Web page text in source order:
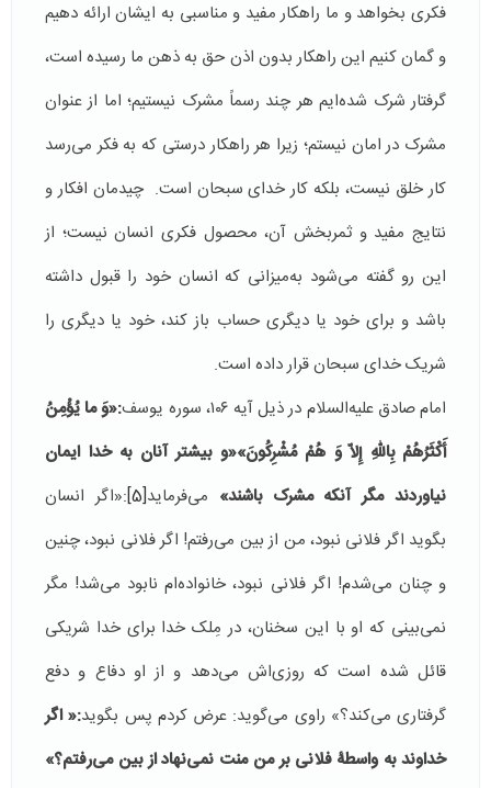
فکری بخواهد و ما راهکار مفید و مناسبی به ایشان ارائه دهیم
و گمان کنیم این راهکار بدون اذن حق به ذهن ما رسیده است،
گرفتار شرک شده‌ایم هر چند رسماً مشرک نیستیم؛ اما از عنوان
مشرک در امان نیستم؛ زیرا هر راهکار درستی که به فکر می‌رسد
کار خلق نیست، بلکه کار خدای سبحان است. چیدمان افکار و
نتایج مفید و ثمربخش آن، محصول فکری انسان نیست؛ از
این رو گفته‌ می‌شود به‌میزانی که انسان خود را قبول داشته
باشد و برای خود یا دیگری حساب باز کند، خود یا دیگری را
شریک خدای سبحان قرار داده است.
امام صادق علیه‌السلام در ذیل آیه ١٠٦، سوره یوسف
:«وَ ما یُؤْمِنُ
أَکْثَرُهُمْ بِاللّهِ إِلاّ وَ هُمْ مُشْرِکُونَ»«و بیشتر آنان به خدا ایمان
نیاوردند مگر آنکه مشرک باشند» می‌فرماید[5] :«اگر انسان
بگوید اگر فلانی نبود، من از بین می‌رفتم! اگر فلانی نبود، چنین
و چنان می‌شدم! اگر فلانی نبود، خانواده‌ام نابود می‌شد! مگر
نمی‌بینی که او با این سخنان، در مِلک خدا برای خدا شریکی
قائل شده است که روزی‌اش می‌دهد و از او دفاع و دفع
گرفتاری می‌کند؟» راوی می‌گوید: عرض کردم پس بگوید:« اگر
خداوند به واسطۀ فلانی بر من منت نمی‌نهاد از بین می‌رفتم؟»